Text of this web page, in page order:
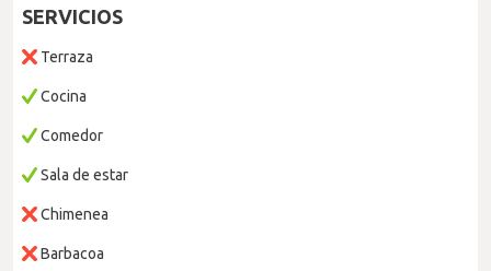
SERVICIOS
Terraza
Cocina
Comedor
Sala de estar
Chimenea
Barbacoa